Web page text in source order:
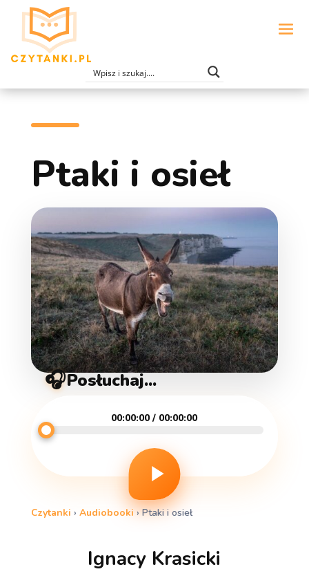
Ptaki i osieł
🎧Posłuchaj...
00:00:00 / 00:00:00
Czytanki › Audiobooki›Ptaki i osieł
Ignacy Krasicki